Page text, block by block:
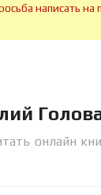
написать на
онлайн